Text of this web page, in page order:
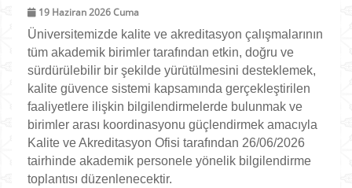
19 Haziran 2026 Cuma
Üniversitemizde kalite ve akreditasyon çalışmalarının
tüm akademik birimler tarafından etkin, doğru ve
sürdürülebilir bir şekilde yürütülmesini desteklemek,
kalite güvence sistemi kapsamında gerçekleştirilen
faaliyetlere ilişkin bilgilendirmelerde bulunmak ve
birimler arası koordinasyonu güçlendirmek amacıyla
Kalite ve Akreditasyon Ofisi tarafından 26/06/2026
tairhinde akademik personele yönelik bilgilendirme
toplantısı düzenlenecektir.